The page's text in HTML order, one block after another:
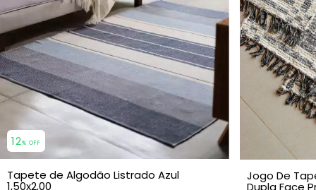
12% OFF
Tapete de Algodão Listrado Azul
1,50x2,00
Jogo De
Dupla Face